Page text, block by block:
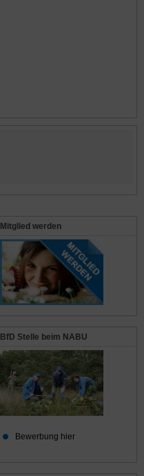
Mitglied werden
BfD Stelle beim NABU
Bewerbung hier